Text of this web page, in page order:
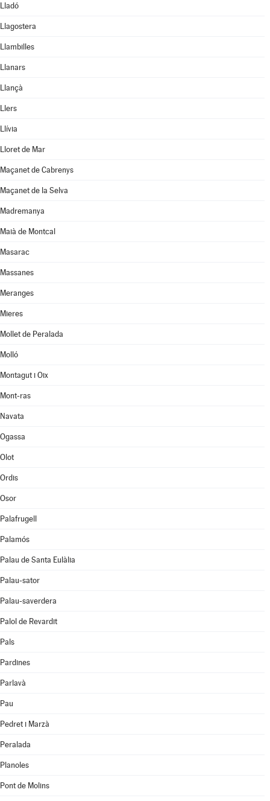
Lladó
Llagostera
Llambilles
Llanars
Llançà
Llers
Llívia
Lloret de Mar
Maçanet de Cabrenys
Maçanet de la Selva
Madremanya
Maià de Montcal
Masarac
Massanes
Meranges
Mieres
Mollet de Peralada
Molló
Montagut i Oix
Mont-ras
Navata
Ogassa
Olot
Ordis
Osor
Palafrugell
Palamós
Palau de Santa Eulàlia
Palau-sator
Palau-saverdera
Palol de Revardit
Pals
Pardines
Parlavà
Pau
Pedret i Marzà
Peralada
Planoles
Pont de Molins